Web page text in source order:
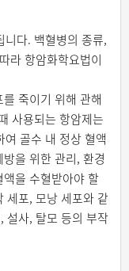
니다. 백혈병의 종류,
라 항암화학요법이
죽이기 위해 관해
사용되는 항암제는
골수 내 정상 혈액
을 위한 관리, 환경
을 수혈받아야 할
세포, 모낭 세포와 같
설사, 탈모 등의 부작